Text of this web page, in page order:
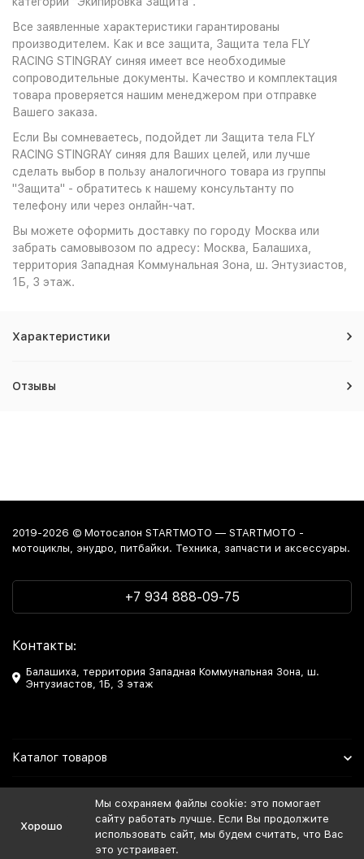
Все заявленные характеристики гарантированы
производителем. Как и все защита, Защита тела FLY
RACING STINGRAY синяя имеет все необходимые
сопроводительные документы. Качество и комплектация
товара проверяется нашим менеджером при отправке
Вашего заказа.
Если Вы сомневаетесь, подойдет ли Защита тела FLY
RACING STINGRAY синяя для Ваших целей, или лучше
сделать выбор в пользу аналогичного товара из группы
"Защита" - обратитесь к нашему консультанту по
телефону или через онлайн-чат.
Вы можете оформить доставку по городу Москва или
забрать самовывозом по адресу: Москва, Балашиха,
территория Западная Коммунальная Зона, ш. Энтузиастов,
1Б, 3 этаж.
Характеристики
Отзывы
2019-2026 © Мотосалон STARTMOTO — STARTMOTO -
мотоциклы, энудро, питбайки. Техника, запчасти и аксессуары.
+7 934 888-09-75
Контакты:
Балашиха, территория Западная Коммунальная Зона, ш.
Энтузиастов, 1Б, 3 этаж
Каталог товаров
Мы в Соцсетях
Хорошо
Мы сохраняем файлы cookie: это помогает
сайту работать лучше. Если Вы продолжите
использовать сайт, мы будем считать, что Вас
это устраивает.